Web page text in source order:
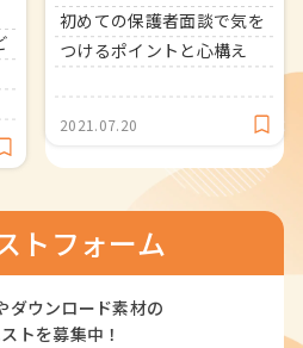
初めての保護者面談で気を
つけるポイントと心構え
2021.07.20
トフォーム
ダウンロード素材の
トを募集中！